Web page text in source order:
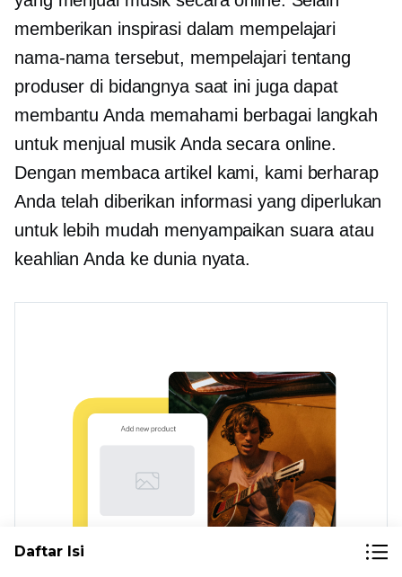
memberikan inspirasi dalam mempelajari
nama-nama tersebut, mempelajari tentang
produser di bidangnya saat ini juga dapat
membantu Anda memahami berbagai langkah
untuk menjual musik Anda secara online.
Dengan membaca artikel kami, kami berharap
Anda telah diberikan informasi yang diperlukan
untuk lebih mudah menyampaikan suara atau
keahlian Anda ke dunia nyata.
Daftar Isi